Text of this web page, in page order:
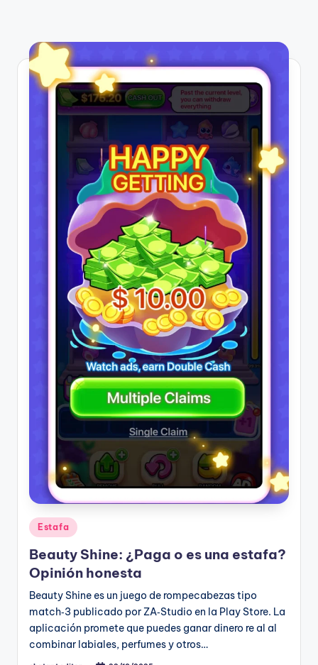
Publicado
en
Estafa
Beauty Shine: ¿Paga o es una estafa?
Opinión honesta
Beauty Shine es un juego de rompecabezas tipo
match‑3 publicado por ZA‑Studio en la Play Store. La
aplicación promete que puedes ganar dinero re al al
combinar labiales, perfumes y otros…